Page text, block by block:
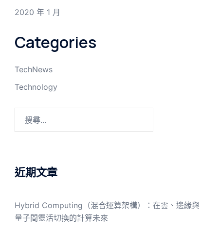
2020 年 1 月
Categories
TechNews
Technology
近期文章
Hybrid Computing（混合運算架構）：在雲、邊緣與
量子間靈活切換的計算未來